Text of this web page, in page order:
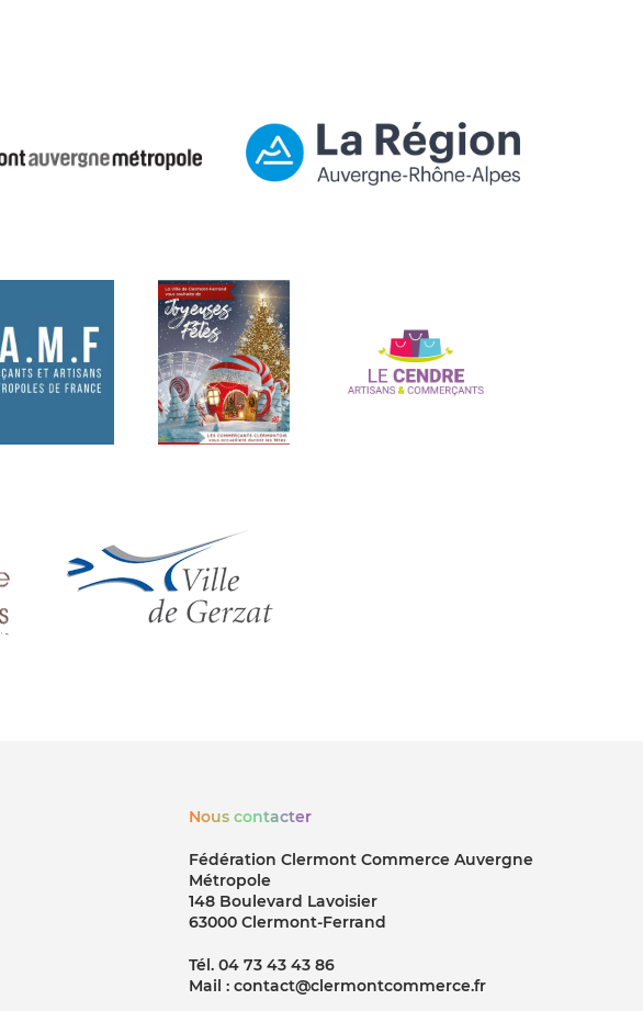
Nous contacter
Fédération Clermont Commerce Auvergne
Métropole
148 Boulevard Lavoisier
63000 Clermont-Ferrand
Tél. 04 73 43 43 86
Mail : contact@clermontcommerce.fr